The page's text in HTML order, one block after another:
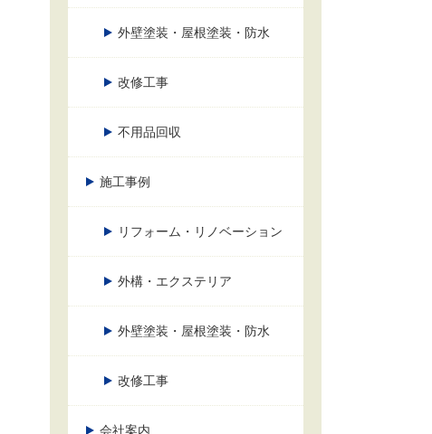
外壁塗装・屋根塗装・防水
改修工事
不用品回収
施工事例
リフォーム・リノベーション
外構・エクステリア
外壁塗装・屋根塗装・防水
改修工事
会社案内